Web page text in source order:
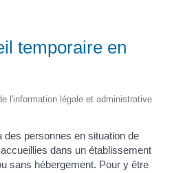
temporaire en
l'information légale et administrative
personnes en situation de
dans un établissement
sans hébergement. Pour y être